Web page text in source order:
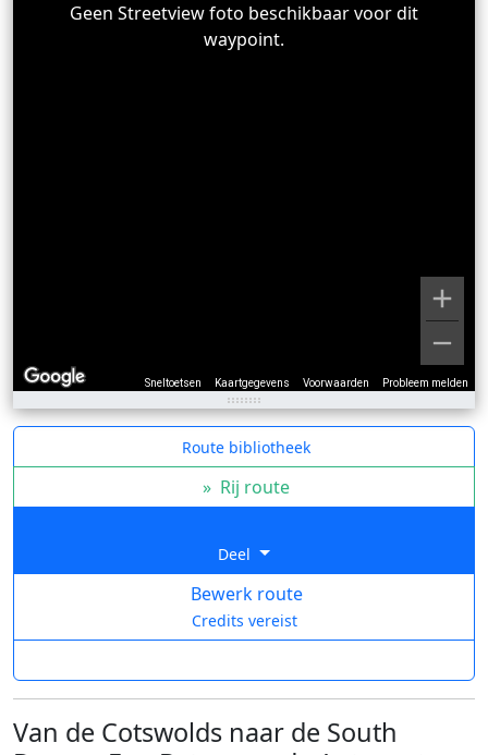
Sneltoetsen Kaartgegevens Voorwaarden Probleem melden
Geen Streetview foto beschikbaar voor dit
waypoint.
Route bibliotheek
» Rij route
Deel
Bewerk route
Credits vereist
Van de Cotswolds naar de South